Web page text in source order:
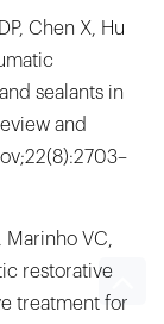
Chen X, Hu
sealants in
and
VC,
restorative
treatment for